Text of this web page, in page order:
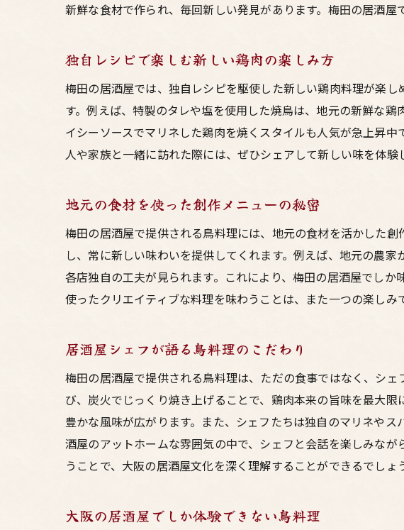
新鮮な食材で作られ、毎回新しい発見があります。梅田の居酒
独自レシピで楽しむ新しい鶏肉の楽しみ方
梅田の居酒屋では、独自レシピを駆使した新しい鶏肉料理が楽
す。例えば、特製のタレや塩を使用した焼鳥は、地元の新鮮な
イシーソースでマリネした鶏肉を焼くスタイルも人気が急上昇
人や家族と一緒に訪れた際には、ぜひシェアして新しい味を体験
地元の食材を使った創作メニューの秘密
梅田の居酒屋で提供される鳥料理には、地元の食材を活かした
し、常に新しい味わいを提供してくれます。例えば、地元の農
各店独自の工夫が見られます。これにより、梅田の居酒屋でし
使ったクリエイティブな料理を味わうことは、また一つの楽しみ
居酒屋シェフが語る鳥料理のこだわり
梅田の居酒屋で提供される鳥料理は、ただの食事ではなく、シ
び、炭火でじっくり焼き上げることで、鶏肉本来の旨味を最大
豊かな風味が広がります。また、シェフたちは独自のマリネや
酒屋のアットホームな雰囲気の中で、シェフと会話を楽しみな
うことで、大阪の居酒屋文化を深く理解することができるでしょ
大阪の居酒屋でしか体験できない鳥料理